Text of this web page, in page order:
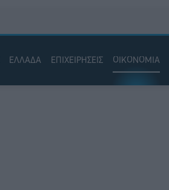
ΕΛΛΑΔΑ ΕΠΙΧΕΙΡΗΣΕΙΣ ΟΙΚΟΝΟΜΙΑ